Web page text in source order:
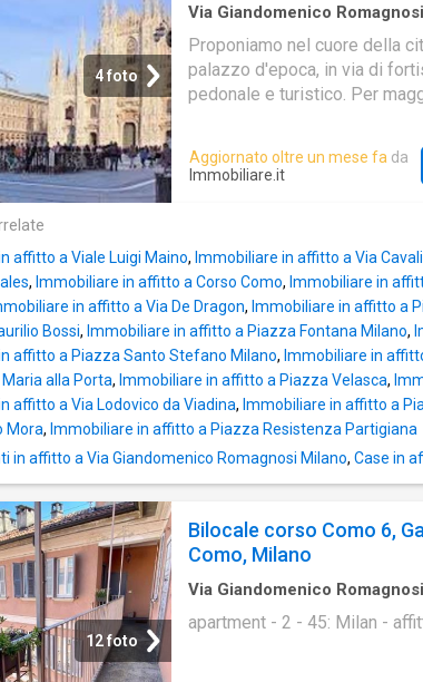
4 foto
Via Giandomenico
Proponiamo nel cuore della
palazzo d'epoca, in via di
pedonale e turistico. Per
Aggiornato oltre un mese fa da
Immobiliare.it
affitto a Viale Luigi Maino, Immobiliare in affitto a Via
, Immobiliare in affitto a Corso Como, Immobiliare in
in affitto a Via De Dragon, Immobiliare in affitto a
Bossi, Immobiliare in affitto a Piazza Fontana Milano,
affitto a Piazza Santo Stefano Milano, Immobiliare in
alla Porta, Immobiliare in affitto a Piazza Velasca,
affitto a Via Lodovico da Viadina, Immobiliare in affitto a
Mora, Immobiliare in affitto a Piazza Resistenza Partigiana
in affitto a Via Giandomenico Romagnosi Milano, Case in
12 foto
Bilocale corso Como 6,
Como, Milano
Via Giandomenico
apartment - 2 - 45: Milan -